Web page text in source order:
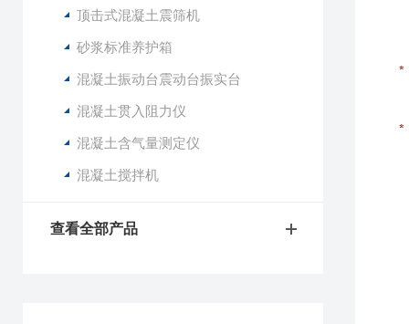
顶击式混凝土震筛机
砂浆标准养护箱
混凝土振动台震动台振实台
混凝土贯入阻力仪
混凝土含气量测定仪
混凝土搅拌机
查看全部产品